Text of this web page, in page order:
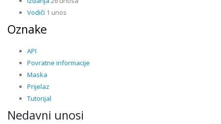
Vodiči 1 unos
Oznake
API
Povratne informacije
Maska
Prijelaz
Tutorijal
Nedavni unosi